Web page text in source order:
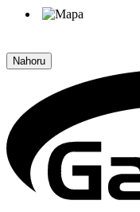
Nahoru